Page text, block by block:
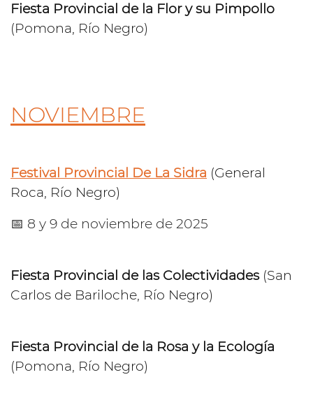
Fiesta Provincial de la Flor y su Pimpollo
(Pomona, Río Negro)
NOVIEMBRE
Festival Provincial De La Sidra (General
Roca, Río Negro)
📅 8 y 9 de noviembre de 2025
Fiesta Provincial de las Colectividades(San
Carlos de Bariloche, Río Negro)
Fiesta Provincial de la Rosa y la Ecología
(Pomona, Río Negro)